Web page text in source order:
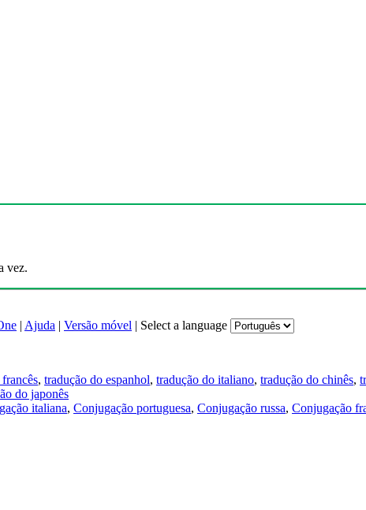
vez.
| Ajuda | Versão móvel | Select a language
, tradução do espanhol, tradução do italiano, tradução do chinês,
do japonês
italiana, Conjugação portuguesa, Conjugação russa, Conjugação